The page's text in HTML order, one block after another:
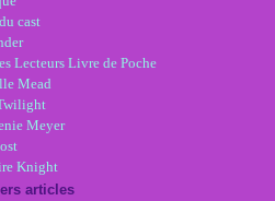
cast
Lecteurs Livre de Poche
Mead
Meyer
Knight
articles